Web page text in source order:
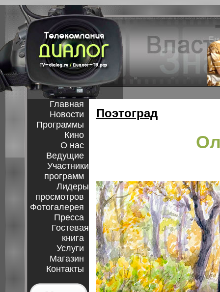
Главная
Новости
Программы
Кино
О нас
Ведущие
Участники
программ
Лидеры
просмотров
Фотогалерея
Пресса
Гостевая
книга
Услуги
Магазин
Контакты
Поэтоград